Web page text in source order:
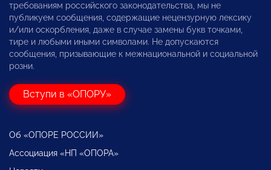
требованиям российского законодательства, мы не
публикуем сообщения, содержащие нецензурную лексику
и/или оскорбления, даже в случае замены букв точками,
тире и любыми иными символами. Не допускаются
сообщения, призывающие к межнациональной и социальной
розни.
Вступи в «ОПОРУ»
Об «ОПОРЕ РОССИИ»
Ассоциация «НП «ОПОРА»